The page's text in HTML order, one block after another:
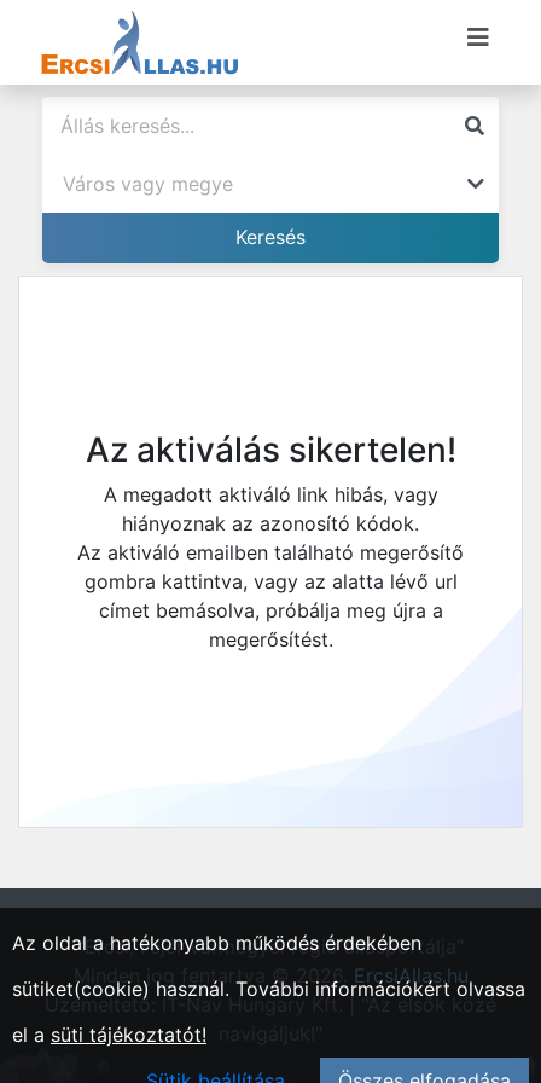
Az aktiválás sikertelen!
A megadott aktiváló link hibás, vagy
hiányoznak az azonosító kódok.
Az aktiváló emailben található megerősítő
gombra kattintva, vagy az alatta lévő url
címet bemásolva, próbálja meg újra a
megerősítést.
"Ercsi, Fejér vármegyei régió állásportálja"
Minden jog fentartva © 2026. ErcsiAllas.hu
Üzemeltető: IT-Nav Hungary Kft. | "Az elsők közé
Az oldal a hatékonyabb működés érdekében
sütiket(cookie) használ. További információkért olvassa
el a süti tájékoztatót!